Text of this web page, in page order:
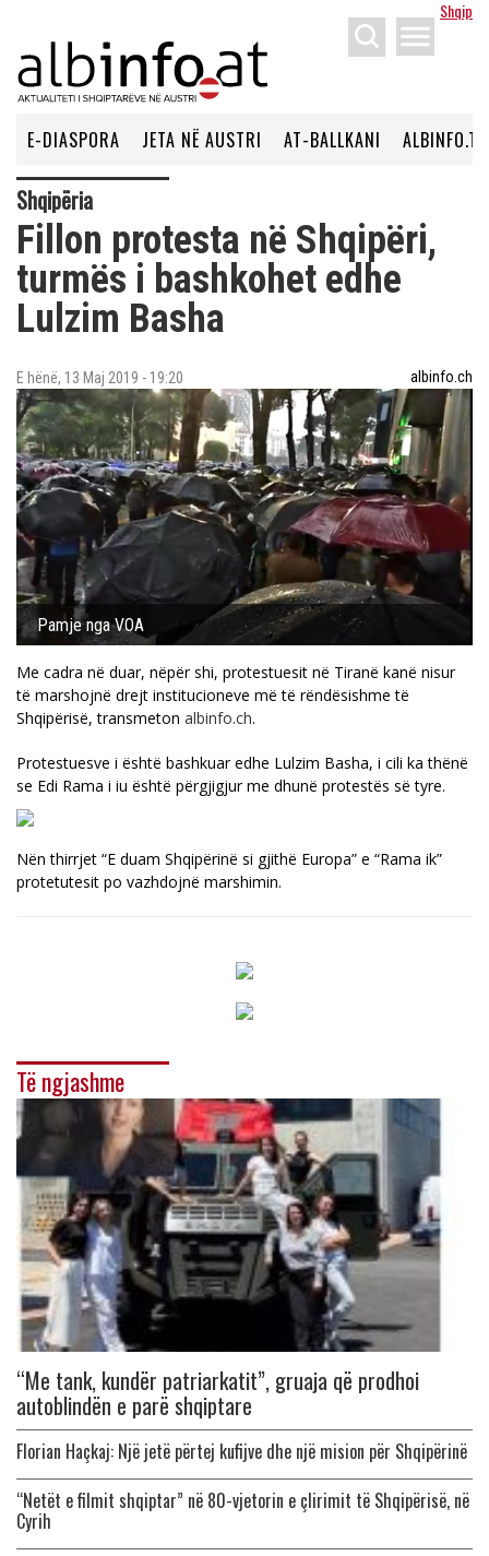
Shqip
menu
E-DIASPORA JETA NË AUSTRI AT-BALLKANI ALBINFO.TV
Shqipëria
Fillon protesta në Shqipëri,
turmës i bashkohet edhe
Lulzim Basha
E hënë, 13 Maj 2019 - 19:20 albinfo.ch
Pamje nga VOA
Me cadra në duar, nëpër shi, protestuesit në Tiranë kanë nisur
të marshojnë drejt institucioneve më të rëndësishme të
Shqipërisë, transmeton albinfo.ch.
Protestuesve i është bashkuar edhe Lulzim Basha, i cili ka thënë
se Edi Rama i iu është përgjigjur me dhunë protestës së tyre.
Nën thirrjet “E duam Shqipërinë si gjithë Europa” e “Rama ik”
protetutesit po vazhdojnë marshimin.
Të ngjashme
“Me tank, kundër patriarkatit”, gruaja që prodhoi
autoblindën e parë shqiptare
Florian Haçkaj: Një jetë përtej kufijve dhe një mision për Shqipërinë
“Netët e filmit shqiptar” në 80-vjetorin e çlirimit të Shqipërisë, në
Cyrih